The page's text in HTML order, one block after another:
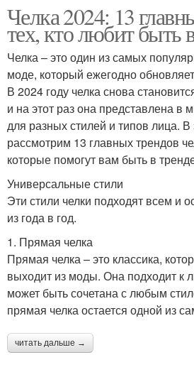
Челка 2024: 13
тех, кто любит быть
Челка – это один из самых
моде, который ежегодно
В 2024 году челка снова
и на этот раз она представлена в
для разных стилей и типов лица. В
рассмотрим 13 главных трендов
которые помогут вам быть в
Универсальные стили
Эти стили челки подходят всем и
из года в год.
1. Прямая челка
Прямая челка – это классика,
выходит из моды. Она подходит к
может быть сочетана с любым
прямая челка остается одной из
читать дальше →